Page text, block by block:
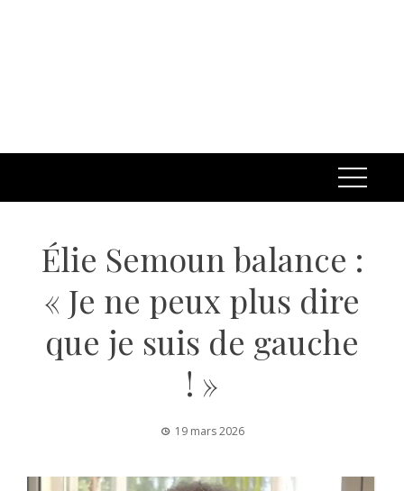
Élie Semoun balance :
« Je ne peux plus dire
que je suis de gauche
! »
19 mars 2026